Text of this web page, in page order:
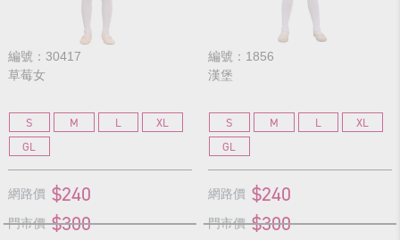
編號：30417
草莓女
S M L
XL
GL
網路價 $240
門市價 $300
編號：1856
漢堡
S M L
XL
GL
網路價 $240
門市價 $300